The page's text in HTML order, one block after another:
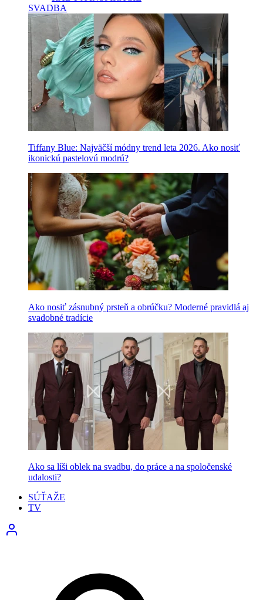
SVADBA
Tiffany Blue: Najväčší módny trend leta 2026. Ako nosiť
ikonickú pastelovú modrú?
Ako nosiť zásnubný prsteň a obrúčku? Moderné pravidlá aj
svadobné tradície
Ako sa líši oblek na svadbu, do práce a na spoločenské
udalosti?
SÚŤAŽE
TV